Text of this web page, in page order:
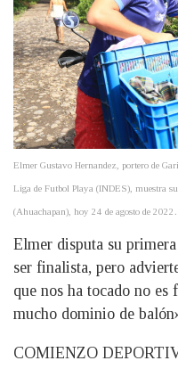
Elmer Gustavo Hernandez, portero de
Liga de Futbol Playa (INDES), muestra
(Ahuachapan), hoy 24 de agosto de
Elmer disputa su
ser finalista, pero
que nos ha tocado no
mucho dominio de
COMIENZO